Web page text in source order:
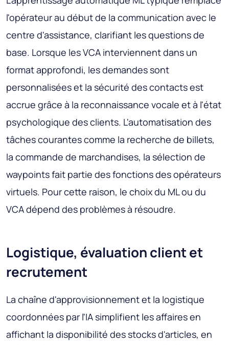
l'opérateur au début de la communication avec le
centre d'assistance, clarifiant les questions de
base. Lorsque les VCA interviennent dans un
format approfondi, les demandes sont
personnalisées et la sécurité des contacts est
accrue grâce à la reconnaissance vocale et à l'état
psychologique des clients. L'automatisation des
tâches courantes comme la recherche de billets,
la commande de marchandises, la sélection de
waypoints fait partie des fonctions des opérateurs
virtuels. Pour cette raison, le choix du ML ou du
VCA dépend des problèmes à résoudre.
Logistique, évaluation client et
recrutement
La chaîne d'approvisionnement et la logistique
coordonnées par l'IA simplifient les affaires en
affichant la disponibilité des stocks d'articles, en